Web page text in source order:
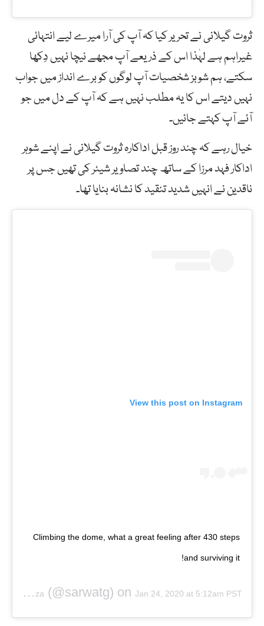
ثروت گیلانی نے تحریر کیا کہ آپ کی آرا میرے لیے انتہائی
غیراہم ہے لہٰذا اس کے ذریعے آپ مجھے نیچا نہیں دِکھا
سکتے، ہم شوبز شخصیات آپ لوگوں کو برے انداز میں جواب
نہیں دیتے اس کا یہ مطلب نہیں ہے کہ آپ کے دل میں جو
آئے آپ کہتے جائیں۔
خیال رہے کہ چند روز قبل اداکارہ ثروت گیلانی نے اپنے شوہر
اداکار فہد مرزا کے ساتھ چند تصاویر شیئر کی تھیں جس پر
ناقدین نے انہیں شدید تنقید کا نشانہ بنایا تھا۔
View this post on Instagram
Climbing the dome, what a great feeling after 430 steps
and surviving it!
Sarwat Gilani Mirza (@sarwatg) on Jan 24, 2020 at 5:12am PST